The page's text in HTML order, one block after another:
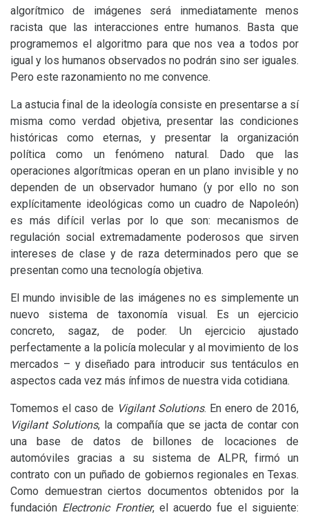
algorítmico de imágenes será inmediatamente menos
racista que las interacciones entre humanos. Basta que
programemos el algoritmo para que nos vea a todos por
igual y los humanos observados no podrán sino ser iguales.
Pero este razonamiento no me convence.
La astucia final de la ideología consiste en presentarse a sí
misma como verdad objetiva, presentar las condiciones
históricas como eternas, y presentar la organización
política como un fenómeno natural. Dado que las
operaciones algorítmicas operan en un plano invisible y no
dependen de un observador humano (y por ello no son
explícitamente ideológicas como un cuadro de Napoleón)
es más difícil verlas por lo que son: mecanismos de
regulación social extremadamente poderosos que sirven
intereses de clase y de raza determinados pero que se
presentan como una tecnología objetiva.
El mundo invisible de las imágenes no es simplemente un
nuevo sistema de taxonomía visual. Es un ejercicio
concreto, sagaz, de poder. Un ejercicio ajustado
perfectamente a la policía molecular y al movimiento de los
mercados – y diseñado para introducir sus tentáculos en
aspectos cada vez más ínfimos de nuestra vida cotidiana.
Tomemos el caso de Vigilant Solutions. En enero de 2016,
Vigilant Solutions, la compañía que se jacta de contar con
una base de datos de billones de locaciones de
automóviles gracias a su sistema de ALPR, firmó un
contrato con un puñado de gobiernos regionales en Texas.
Como demuestran ciertos documentos obtenidos por la
fundación Electronic Frontier, el acuerdo fue el siguiente: